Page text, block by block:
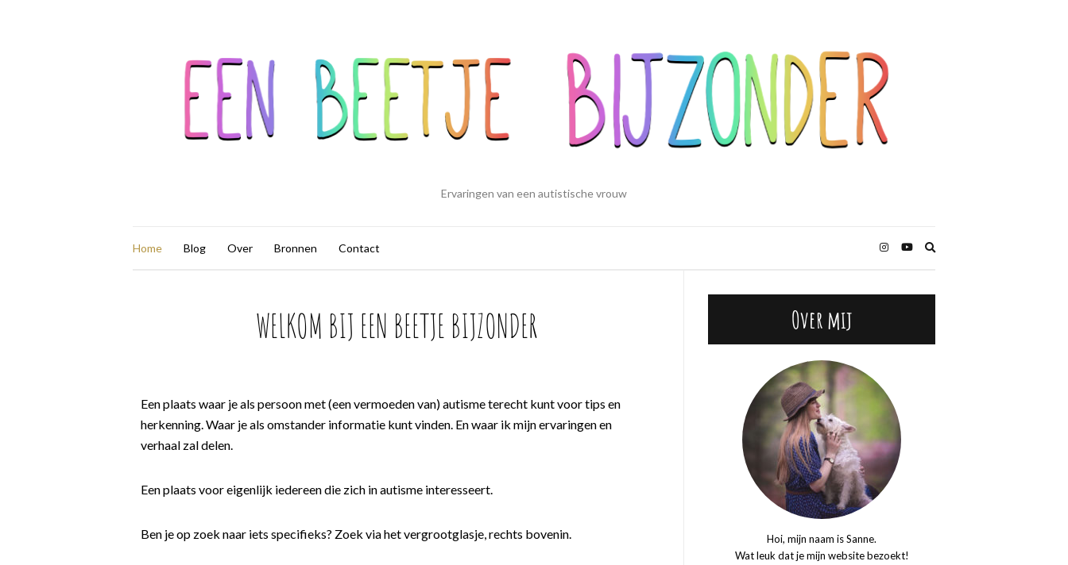
Ervaringen van een autistische vrouw
Home Blog Over Bronnen Contact
WELKOM BIJ EEN BEETJE BIJZONDER
Een plaats waar je als persoon met (een vermoeden van) autisme terecht kunt voor tips en
herkenning. Waar je als omstander informatie kunt vinden. En waar ik mijn ervaringen en
verhaal zal delen.
Een plaats voor eigenlijk iedereen die zich in autisme interesseert.
Ben je op zoek naar iets specifieks? Zoek via het vergrootglasje, rechts bovenin.
Over mij
Hoi, mijn naam is Sanne.
Wat leuk dat je mijn website bezoekt!